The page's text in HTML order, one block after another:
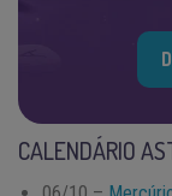
CALENDÁRIO